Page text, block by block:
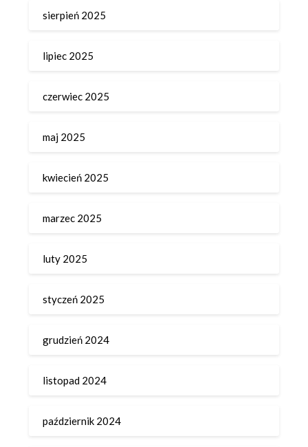
sierpień 2025
lipiec 2025
czerwiec 2025
maj 2025
kwiecień 2025
marzec 2025
luty 2025
styczeń 2025
grudzień 2024
listopad 2024
październik 2024